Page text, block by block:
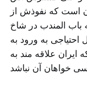
است که نفوذش از
باب المندب در شاخ
به ورود به
ایران علاقه مند به